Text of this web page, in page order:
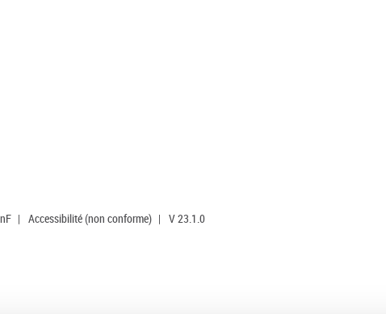
| Accessibilité (non conforme) | V 23.1.0